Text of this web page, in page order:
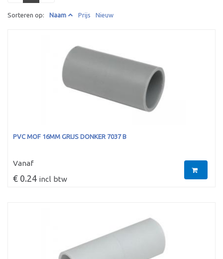
Sorteren op: Naam Prijs Nieuw
PVC MOF 16MM GRIJS DONKER 7037 B
Vanaf
€ 0.24 incl btw